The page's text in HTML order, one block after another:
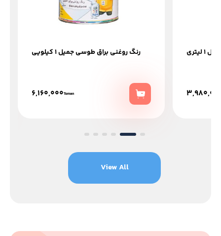
رنگ روغنی براق طوسی جمیل 1 کیلویی
6,160,000Toman
View All